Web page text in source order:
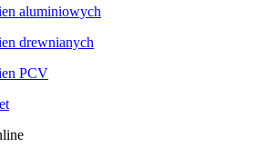
aluminiowych
drewnianych
PCV